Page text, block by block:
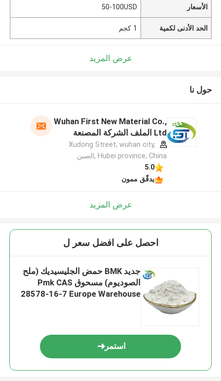
الأسعار 50-100USD
الحد الأدنى لكمية 1 كجم
عرض المزيد
حول نا
Wuhan First New Material Co.,
Ltd الملف الشركة المصنعة
Xudong Street, wuhan city,
Hubei province, China ,الصين
5.0
يدقّق ممون
عرض المزيد
احصل على افضل سعر ل
جديد BMK حمض الجليسيديك (ملح
الصوديوم) مسحوق Pmk CAS
28578-16-7 Europe Warehouse
استمر